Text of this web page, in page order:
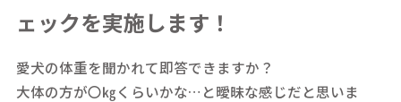
ェックを実施します！
愛犬の体重を聞かれて即答できますか？
大体の方が〇㎏くらいかな…と曖昧な感じだと思いま